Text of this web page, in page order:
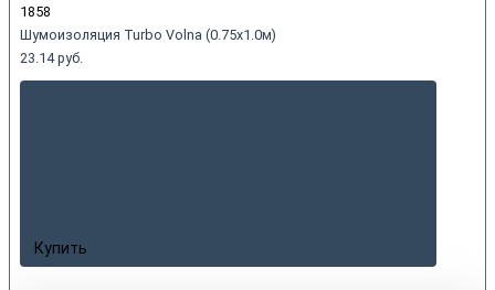
1858
Шумоизоляция Turbo Volna (0.75x1.0м)
23.14 руб.
Купить